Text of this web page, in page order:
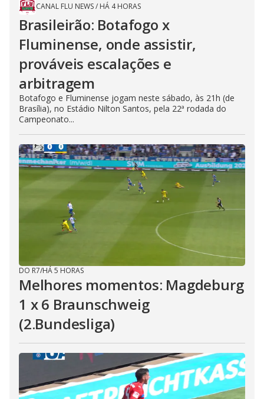
CANAL FLU NEWS/ HÁ 4 HORAS
Brasileirão: Botafogo x
Fluminense, onde assistir,
prováveis escalações e
arbitragem
Botafogo e Fluminense jogam neste sábado, às 21h (de
Brasília), no Estádio Nilton Santos, pela 22ª rodada do
Campeonato...
DO R7/HÁ 5 HORAS
Melhores momentos: Magdeburg
1 x 6 Braunschweig
(2.Bundesliga)